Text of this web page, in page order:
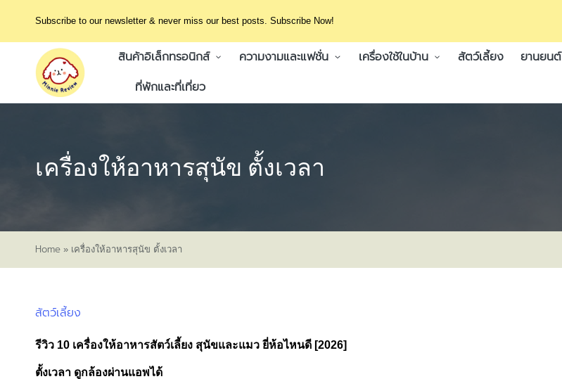
Subscribe to our newsletter & never miss our best posts. Subscribe Now!
สินค้าอิเล็กทรอนิกส์ ความงามและแฟชั่น เครื่องใช้ในบ้าน สัตว์เลี้ยง ยานยนต์
ที่พักและที่เที่ยว
เครื่องให้อาหารสุนัข ตั้งเวลา
Home » เครื่องให้อาหารสุนัข ตั้งเวลา
Posted
สัตว์เลี้ยง
รีวิว 10 เครื่องให้อาหารสัตว์เลี้ยง สุนัขและแมว ยี่ห้อไหนดี [2026]
ตั้งเวลา ดูกล้องผ่านแอพได้